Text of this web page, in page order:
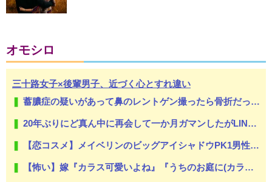
オモシロ
三十路女子×後輩男子、近づく心とすれ違い
蓄膿症の疑いがあって鼻のレントゲン撮ったら骨折だった。そういや幼稚園の頃顔面着地したことがあったが、 母ちゃん当時気づかなかったのかよ・・・
20年ぶりにど真ん中に再会して一か月ガマンしたがLINEで「たまに二人で昔話ができる友達になろう」的なメッセ送信した。昨日まで既読無視
【恋コスメ】メイベリンのビッグアイシャドウPK1男性からの評判めちゃくちゃ良い。
【怖い】嫁『カラス可愛いよね』『うちのお庭に(カラスの)お墓作ったよ』俺『.....』嫁は待ち受け画面もカラスにしている。俺正直カラス怖いんだが...